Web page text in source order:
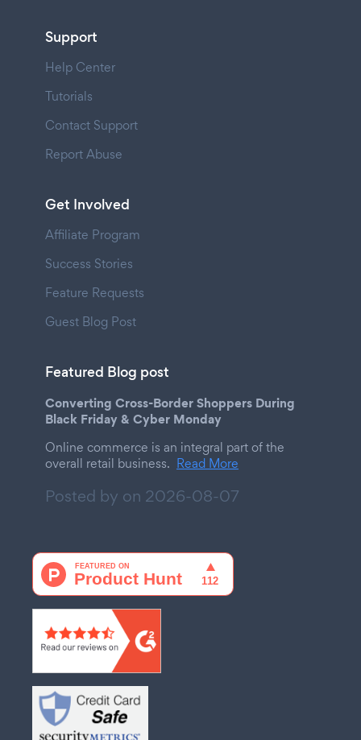
Support
Help Center
Tutorials
Contact Support
Report Abuse
Get Involved
Affiliate Program
Success Stories
Feature Requests
Guest Blog Post
Featured Blog post
Converting Cross-Border Shoppers During
Black Friday & Cyber Monday
Online commerce is an integral part of the
overall retail business. Read More
Posted by on 2026-08-07